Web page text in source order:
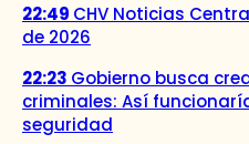
22:49 CHV Noticias
de 2026
22:23 Gobierno busca
criminales: Así
seguridad